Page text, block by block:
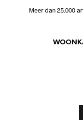
Meer dan 25.000